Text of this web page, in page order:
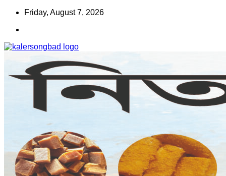
Skip
content
Friday, August 7, 2026
কালের সংবাদ
www.kalersongbad.com